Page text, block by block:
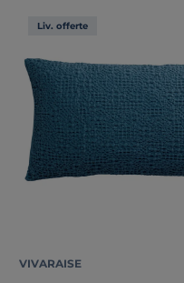
Liv. offerte
VIVARAISE